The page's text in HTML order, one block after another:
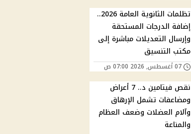
تظلمات الثانوية العامة 2026..
إضافة الدرجات المستحقة
وإرسال التعديلات مباشرة إلى
مكتب التنسيق
07 أغسطس, 2026 07:00 ص
نقص فيتامين د.. 7 أعراض
ومضاعفات تشمل الإرهاق
وآلام العضلات وضعف العظام
والمناعة